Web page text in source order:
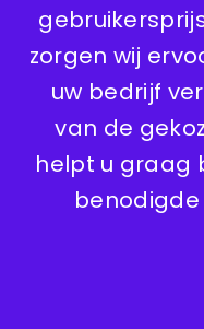
zorgen wij
uw bedrijf
van de
helpt u graag